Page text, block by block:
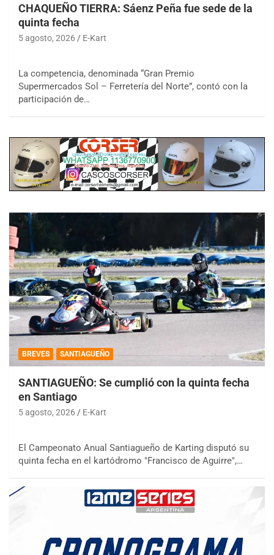
CHAQUEÑO TIERRA: Sáenz Peña fue sede de la
quinta fecha
5 agosto, 2026 E-Kart
La competencia, denominada “Gran Premio
Supermercados Sol – Ferretería del Norte”, contó con la
participación de…
BREVES SANTIAGUEÑO
SANTIAGUEÑO: Se cumplió con la quinta fecha
en Santiago
5 agosto, 2026 E-Kart
El Campeonato Anual Santiagueño de Karting disputó su
quinta fecha en el kartódromo "Francisco de Aguirre",…